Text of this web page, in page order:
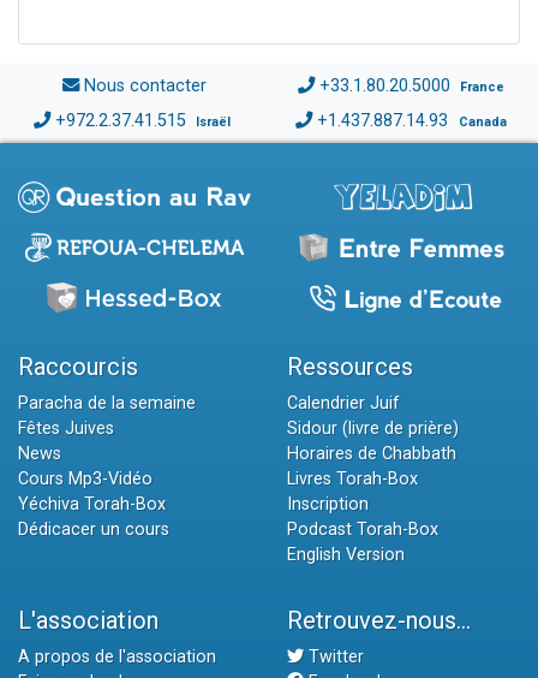
Nous contacter +33.1.80.20.5000 France
+972.2.37.41.515 Israël +1.437.887.14.93 Canada
Raccourcis
Paracha de la semaine
Fêtes Juives
News
Cours Mp3-Vidéo
Yéchiva Torah-Box
Dédicacer un cours
Ressources
Calendrier Juif
Sidour (livre de prière)
Horaires de Chabbath
Livres Torah-Box
Inscription
Podcast Torah-Box
English Version
L'association
A propos de l'association
Retrouvez-nous...
Twitter